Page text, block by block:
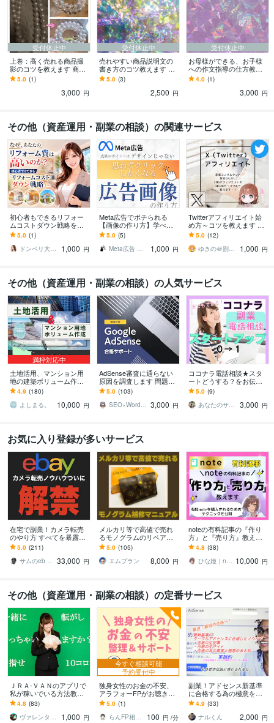
受付休止中
上巻：高く売れる商品撮
影のコツを教えます 商品
画像を変えるだけで、売
れる値段が変わる！ 画像
5.0 (1)
3,000 円
受付休止中
売れやすい商品説明文の
書き方のコツ教えます 約9
000字！心理学も使った商
品文の書き方ひとつで変
5.0 (3)
2,500 円
受付休止中
お母様ができる、お子様
への作文指導の仕方教え
ます 入試に必要なのに、
作文が苦手なお子様に困
っているお母様へ！
4.0 (1)
3,000 円
その他（資産運用・副業の相談）の関連サービス
初心者もできるリフォー
ムコストダウン戦略を教
えます 工務店不要？一人
親方と構築する高利益リ
フォームの最強仕組み
5.0 (1)
ドンペリ大家◆不動産賃貸業サポート
1,000 円
Meta広告でポチられる
【画像の作り方】学べま
す Facebook広告の成果を
決めるのはデザインでは
ありません
5.0 (5)
Meta広告 戦略マーケター しぃ～ま
1,000 円
Twitterアフィリエイト始
め方～コツを教えます フ
ォロワー0でも収益化狙え
るTwitterアフィリエイト
5.0 (12)
ゆきの＠副業マスター
1,000 円
その他（資産運用・副業の相談）の人気サービス
満枠対応中
土地活用、マンション用
地の建築ボリューム作成
します 基準法はもちろん
の事、天空率や日影規
制、条例等も考慮致しま
4.9 (180)
よしまる。
10,000 円
AdSense審査に通らない
原因を調査します 問題
点・改善点をすべて洗い
出して動画で改善方法を
アドバイス
5.0 (103)
SEO×WordPressエンジニア瀬尾 3,000 円
ココナラ電話相談★スタ
ートどうする？をお伝え
します 4ヶ月でプラチナラ
ンクになった私が手がけ
るべき流れを共有
5.0 (9)
あなたのサポーター⭐えみ
3,000 円
お気に入り登録が多いサービス
在宅で副業！カメラ転売
のやり方 すべてを暴露し
ます 円安の今、輸出がア
ツい 初歩から実益に至る
プロセスを詳細解説
5.0 (211)
サムのebayカメラ輸出転売
33,000 円
メルカリ等で高値で売れ
るモノグラムのリペア教
ます ブランド品転売で主
力商品を確立し、売上を
伸ばしたい方へ☆
5.0 (105)
エムプラン
8,000 円
noteの有料記事の『作り
方』と『売り方』教えま
す 売れる有料記事には理
由がある！note収益化の
必須テクニック
4.8 (38)
ひな姫｜note大学運営｜収益化運用支援 10,000 円
その他（資産運用・副業の相談）の定番サービス
ＪＲＡ-ＶＡＮのアプリで
私が稼いでいる方法教え
ます 競馬予想・スマホア
プリのJRA-ＶＡＮユーザ
ーにオススメ。
4.8 (83)
ヴァレンタイン
1,000 円
今すぐ相談可能
予約受付中
独身女性のお金の不安、
アラフォーFPがお聴きし
ます お金の不安について
整理＆サポート！
5.0 (1)
らんFP相談室
100 円 /分
副業！アドセンス新基準
に合格する為の極意を教
えます Google審査に合格
した生記事・サイトと審
査の真実を提供！
4.9 (33)
ナルくん
2,000 円